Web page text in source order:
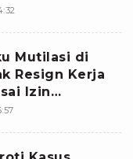
Mutilasi di
Resign Kerja
Izin